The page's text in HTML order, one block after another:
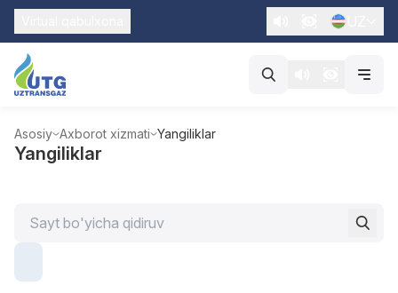
Asosiy Axborot xizmati Yangiliklar
Yangiliklar